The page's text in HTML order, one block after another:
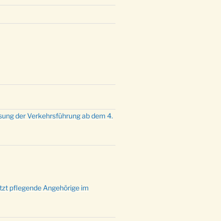
mit der ev. Jugend in der
der Verkehrsführung ab dem 4.
pflegende Angehörige im